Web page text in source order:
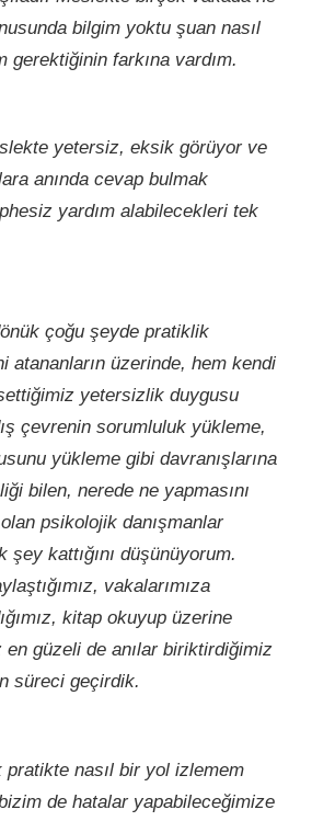
bilgim yoktu şuan nasıl
gerektiğinin farkına vardım.
yetersiz, eksik görüyor ve
anında cevap bulmak
yardım alabilecekleri tek
çoğu şeyde pratiklik
atananların üzerinde, hem kendi
yetersizlik duygusu
çevrenin sorumluluk yükleme,
yükleme gibi davranışlarına
bilen, nerede ne yapmasını
olan psikolojik danışmanlar
şey kattığını düşünüyorum.
vakalarımıza
kitap okuyup üzerine
en güzeli de anılar biriktirdiğimiz
süreci geçirdik.
nasıl bir yol izlemem
de hatalar yapabileceğimize